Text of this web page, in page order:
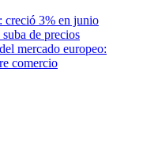
creció 3% en junio
de precios
mercado europeo:
comercio